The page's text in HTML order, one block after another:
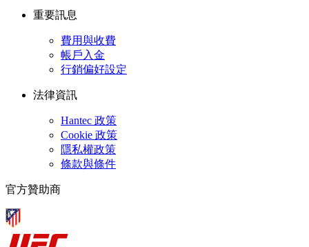
重要訊息
費用與收費
帳戶入金
行銷偏好設定
法律資訊
Hantec 政策
Cookie 政策
隱私權政策
條款與條件
官方贊助商